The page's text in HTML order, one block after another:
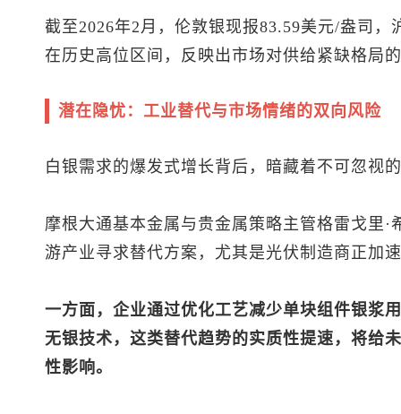
截至2026年2月，伦敦银现报83.59美元/盎司
在历史高位区间，反映出市场对供给紧缺格局
潜在隐忧：工业替代与市场情绪的双向风险
白银需求的爆发式增长背后，暗藏着不可忽视
摩根大通基本金属与贵金属策略主管格雷戈里
游产业寻求替代方案，尤其是光伏制造商正加
一方面，企业通过优化工艺减少单块组件银浆
无银技术，这类替代趋势的实质性提速，将给
性影响。